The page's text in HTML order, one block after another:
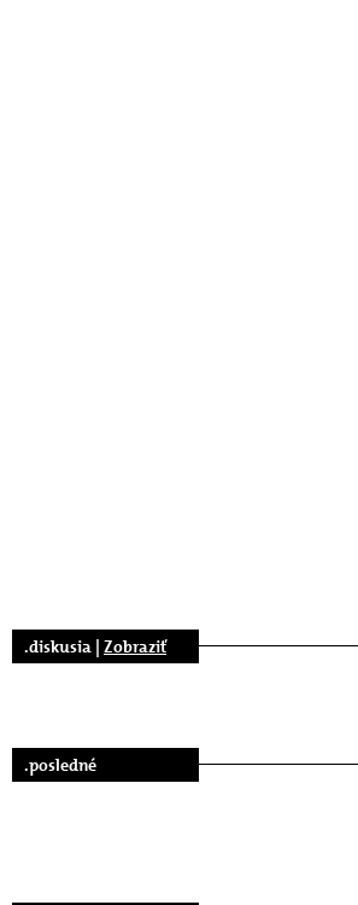
.diskusia | Zobraziť
.posledné